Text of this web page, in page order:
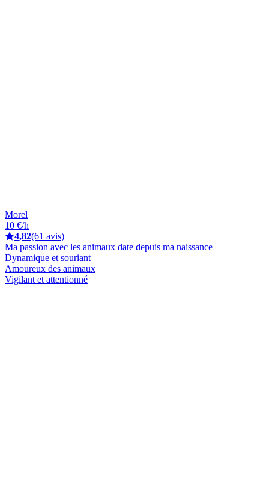
Morel
10 €/h
4,82(61 avis)
Ma passion avec les animaux date depuis ma naissance
Dynamique et souriant
Amoureux des animaux
Vigilant et attentionné